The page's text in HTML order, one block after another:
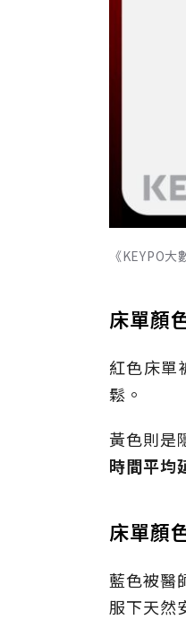
《KEYPO
床單顏
紅色床單
鬆。
黃色則是
時間平均
床單顏
藍色被醫
服下天然